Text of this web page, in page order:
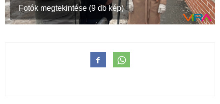
Fotók megtekintése (9 db kép)